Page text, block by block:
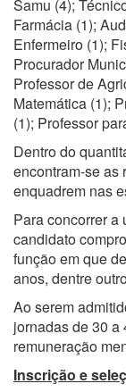
Samu (4);
Farmácia (1);
Enfermeiro (1);
Procurador
Professor de
Matemática (1);
(1); Professor
Dentro do
encontram-se as
enquadrem nas
Para concorrer a
candidato
função em que
anos, dentre
Ao serem
jornadas de 30 a
remuneração
Inscrição e